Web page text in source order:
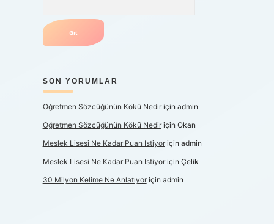
SON YORUMLAR
Öğretmen Sözcüğünün Kökü Nediriçin admin
Öğretmen Sözcüğünün Kökü Nediriçin Okan
Meslek Lisesi Ne Kadar Puan Istiyoriçin admin
Meslek Lisesi Ne Kadar Puan Istiyoriçin Çelik
30 Milyon Kelime Ne Anlatıyoriçin admin